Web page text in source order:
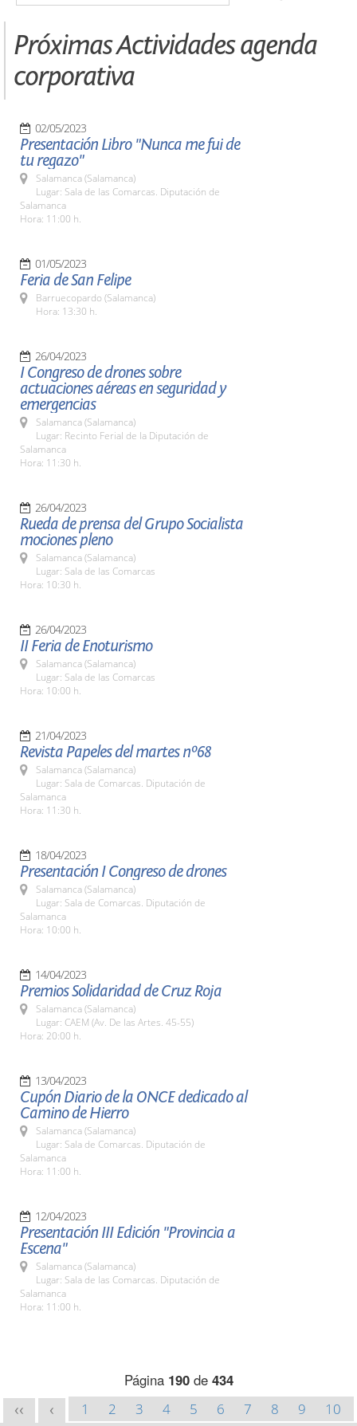
Próximas Actividades agenda
corporativa
02/05/2023
Presentación Libro "Nunca me fui de
tu regazo"
Salamanca (Salamanca)
Lugar: Sala de las Comarcas. Diputación de
Salamanca
Hora: 11:00 h.
01/05/2023
Feria de San Felipe
Barruecopardo (Salamanca)
Hora: 13:30 h.
26/04/2023
I Congreso de drones sobre
actuaciones aéreas en seguridad y
emergencias
Salamanca (Salamanca)
Lugar: Recinto Ferial de la Diputación de
Salamanca
Hora: 11:30 h.
26/04/2023
Rueda de prensa del Grupo Socialista
mociones pleno
Salamanca (Salamanca)
Lugar: Sala de las Comarcas
Hora: 10:30 h.
26/04/2023
II Feria de Enoturismo
Salamanca (Salamanca)
Lugar: Sala de las Comarcas
Hora: 10:00 h.
21/04/2023
Revista Papeles del martes nº68
Salamanca (Salamanca)
Lugar: Sala de Comarcas. Diputación de
Salamanca
Hora: 11:30 h.
18/04/2023
Presentación I Congreso de drones
Salamanca (Salamanca)
Lugar: Sala de Comarcas. Diputación de
Salamanca
Hora: 10:00 h.
14/04/2023
Premios Solidaridad de Cruz Roja
Salamanca (Salamanca)
Lugar: CAEM (Av. De las Artes. 45-55)
Hora: 20:00 h.
13/04/2023
Cupón Diario de la ONCE dedicado al
Camino de Hierro
Salamanca (Salamanca)
Lugar: Sala de Comarcas. Diputación de
Salamanca
Hora: 11:00 h.
12/04/2023
Presentación III Edición "Provincia a
Escena"
Salamanca (Salamanca)
Lugar: Sala de las Comarcas. Diputación de
Salamanca
Hora: 11:00 h.
Página 190de 434
<< < 1 2 3 4 5 6 7 8 9
10